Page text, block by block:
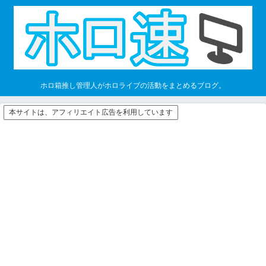
ホロ箱推し管理人がホロライブの活動をまとめるブログ。
本サイトは、アフィリエイト広告を利用しています